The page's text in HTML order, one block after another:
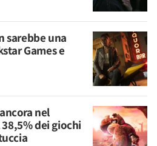
sarebbe una
Games e
nel
dei giochi